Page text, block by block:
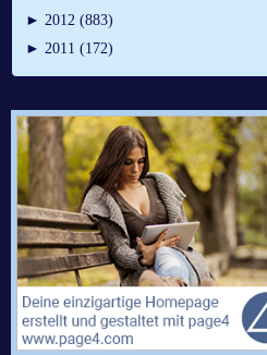
► 2012 (883)
► 2011 (172)